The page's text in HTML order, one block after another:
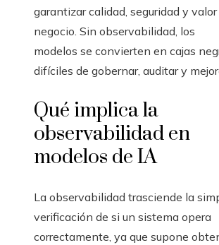
garantizar calidad, seguridad y valor
negocio. Sin observabilidad, los
modelos se convierten en cajas
difíciles de gobernar, auditar y
Qué implica la
observabilidad en
modelos de IA
La observabilidad trasciende la
verificación de si un sistema opera
correctamente, ya que supone